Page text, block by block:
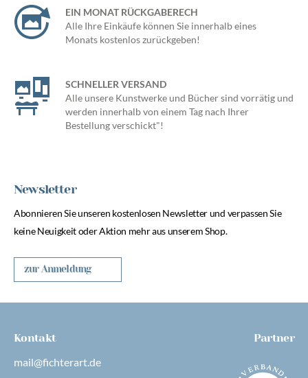
EIN MONAT RÜCKGABERECH
Alle Ihre Einkäufe können Sie innerhalb eines
Monats kostenlos zurückgeben!
SCHNELLER VERSAND
Alle unsere Kunstwerke und Bücher sind vorrätig und
werden innerhalb von einem Tag nach Ihrer
Bestellung verschickt"!
Newsletter
Abonnieren Sie unseren kostenlosen Newsletter und verpassen Sie
keine Neuigkeit oder Aktion mehr aus unserem Shop.
zur Anmeldung
Kontakt
mail@fichterart.de
Partner